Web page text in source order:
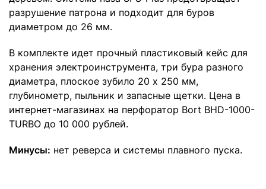
разрушение патрона и подходит для буров
диаметром до 26 мм.
В комплекте идет прочный пластиковый кейс для
хранения электроинструмента, три бура разного
диаметра, плоское зубило 20 x 250 мм,
глубинометр, пыльник и запасные щетки. Цена в
интернет-магазинах на перфоратор Bort BHD-1000-
TURBO до 10 000 рублей.
Минусы: нет реверса и системы плавного пуска.